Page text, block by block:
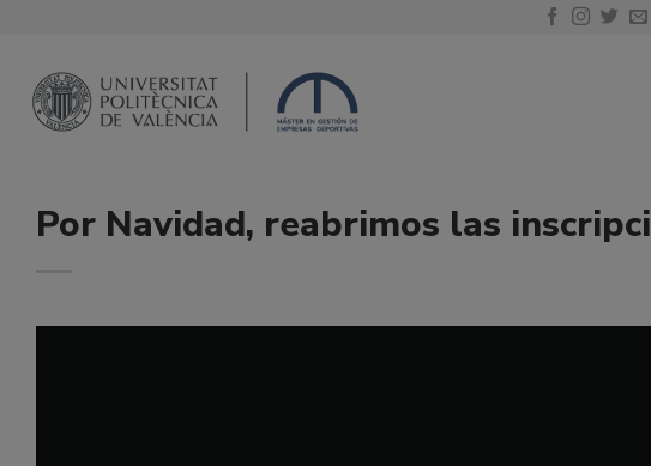
contenido
Por Navidad, reabrimos las